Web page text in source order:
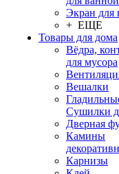
Экран для
+ ЕЩЕ
Товары для дома
Вёдра,
для мусора
Вешалки
Сушилки
Дверная
Камины
Карнизы